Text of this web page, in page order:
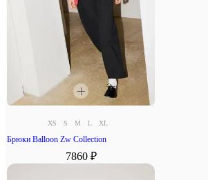
XS S M L XL
Брюки Balloon Zw Collection
7860 ₽